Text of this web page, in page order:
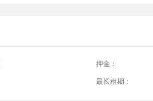
押金：
最长租期：